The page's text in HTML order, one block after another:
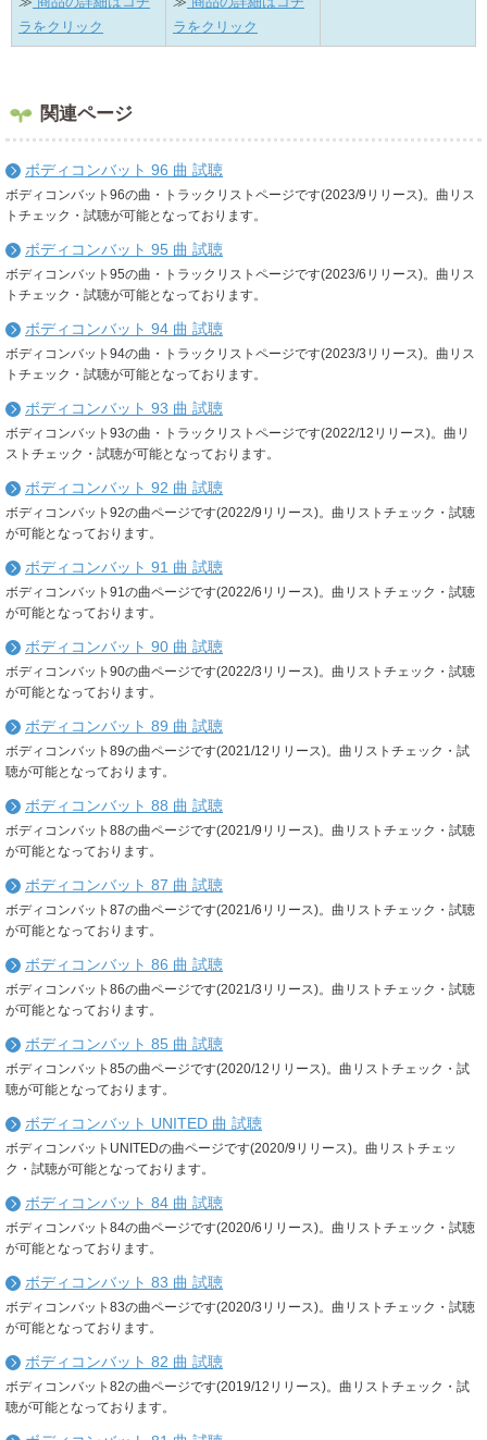
ラをクリック
ラをクリック
関連ページ
ボディコンバット 96 曲 試聴
ボディコンバット96の曲・トラックリストページです(2023/9リリース)。曲リス
トチェック・試聴が可能となっております。
ボディコンバット 95 曲 試聴
ボディコンバット95の曲・トラックリストページです(2023/6リリース)。曲リス
トチェック・試聴が可能となっております。
ボディコンバット 94 曲 試聴
ボディコンバット94の曲・トラックリストページです(2023/3リリース)。曲リス
トチェック・試聴が可能となっております。
ボディコンバット 93 曲 試聴
ボディコンバット93の曲・トラックリストページです(2022/12リリース)。曲リ
ストチェック・試聴が可能となっております。
ボディコンバット 92 曲 試聴
ボディコンバット92の曲ページです(2022/9リリース)。曲リストチェック・試聴
が可能となっております。
ボディコンバット 91 曲 試聴
ボディコンバット91の曲ページです(2022/6リリース)。曲リストチェック・試聴
が可能となっております。
ボディコンバット 90 曲 試聴
ボディコンバット90の曲ページです(2022/3リリース)。曲リストチェック・試聴
が可能となっております。
ボディコンバット 89 曲 試聴
ボディコンバット89の曲ページです(2021/12リリース)。曲リストチェック・試
聴が可能となっております。
ボディコンバット 88 曲 試聴
ボディコンバット88の曲ページです(2021/9リリース)。曲リストチェック・試聴
が可能となっております。
ボディコンバット 87 曲 試聴
ボディコンバット87の曲ページです(2021/6リリース)。曲リストチェック・試聴
が可能となっております。
ボディコンバット 86 曲 試聴
ボディコンバット86の曲ページです(2021/3リリース)。曲リストチェック・試聴
が可能となっております。
ボディコンバット 85 曲 試聴
ボディコンバット85の曲ページです(2020/12リリース)。曲リストチェック・試
聴が可能となっております。
ボディコンバット UNITED 曲 試聴
ボディコンバットUNITEDの曲ページです(2020/9リリース)。曲リストチェッ
ク・試聴が可能となっております。
ボディコンバット 84 曲 試聴
ボディコンバット84の曲ページです(2020/6リリース)。曲リストチェック・試聴
が可能となっております。
ボディコンバット 83 曲 試聴
ボディコンバット83の曲ページです(2020/3リリース)。曲リストチェック・試聴
が可能となっております。
ボディコンバット 82 曲 試聴
ボディコンバット82の曲ページです(2019/12リリース)。曲リストチェック・試
聴が可能となっております。